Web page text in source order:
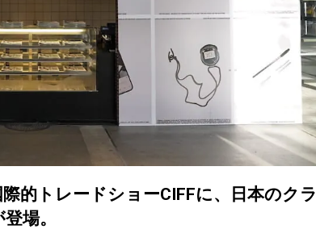
的トレードショーCIFFに、日本のクラ
場。